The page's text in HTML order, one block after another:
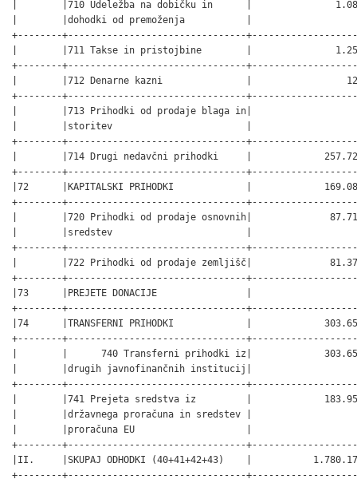
|        |710 Udeležba na dobičku in      |
|        |dohodki od premoženja           |
+--------+--------------------------------
|        |711 Takse in pristojbine        |
+--------+--------------------------------
|        |712 Denarne kazni               |
+--------+--------------------------------
|        |713 Prihodki od prodaje blaga in|
|        |storitev                        |
+--------+--------------------------------
|        |714 Drugi nedavčni prihodki     |
+--------+--------------------------------
|72      |KAPITALSKI PRIHODKI             |
+--------+--------------------------------
|        |720 Prihodki od prodaje osnovnih|
|        |sredstev                        |
+--------+--------------------------------
|        |722 Prihodki od prodaje zemljišč|
+--------+--------------------------------
|73      |PREJETE DONACIJE                |
+--------+--------------------------------
|74      |TRANSFERNI PRIHODKI             |
+--------+--------------------------------
|        |      740 Transferni prihodki iz|
|        |drugih javnofinančnih institucij|
+--------+--------------------------------
|        |741 Prejeta sredstva iz         |
|        |državnega proračuna in sredstev |
|        |proračuna EU                    |
+--------+--------------------------------
|II.     |SKUPAJ ODHODKI (40+41+42+43)    |
+--------+--------------------------------